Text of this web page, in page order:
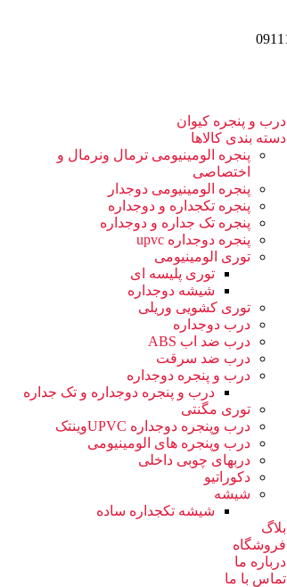
درب و پنجره کیوان
دسته بندی کالاها
پنجره الومینیومی ترمال ونرمال و
اختصاصی
پنجره الومینیومی دوجدار
پنجره تکجداره و دوجداره
پنجره تک جداره و دوجداره
پنجره دوجداره upvc
توری الومینیومی
توری پلیسه ای
شیشه دوجداره
توری کشویی وریلی
درب دوجداره
درب ضد اب ABS
درب ضد سرقت
درب و پنجره دوجداره
درب و پنجره دوجداره و تک جداره
توری مگنتی
درب وپنجره دوجداره UPVCوینتک
درب وپنجره های الومینیومی
دربهای چوبی داخلی
دکوراتیو
شیشه
شیشه تکجداره ساده
بلاگ
فروشگاه
درباره ما
تماس با ما